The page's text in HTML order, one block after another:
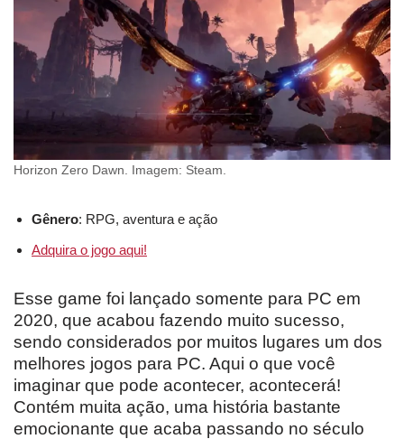
Horizon Zero Dawn. Imagem: Steam.
Gênero: RPG, aventura e ação
Adquira o jogo aqui!
Esse game foi lançado somente para PC em
2020, que acabou fazendo muito sucesso,
sendo considerados por muitos lugares um dos
melhores jogos para PC. Aqui o que você
imaginar que pode acontecer, acontecerá!
Contém muita ação, uma história bastante
emocionante que acaba passando no século